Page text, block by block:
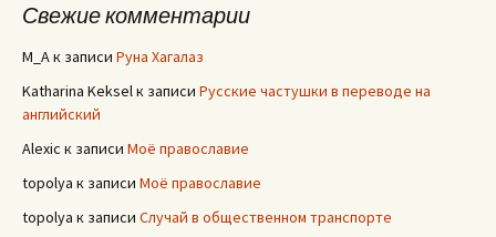
Свежие комментарии
M_Aк записи Руна Хагалаз
Katharina Kekselк записи Русские частушки в переводе на
английский
Alexic к записи Моё православие
topolya к записи Моё православие
topolya к записи Случай в общественном транспорте